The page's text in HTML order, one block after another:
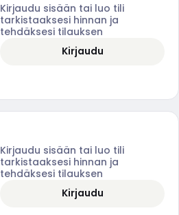
Kirjaudu sisään tai luo tili
tarkistaaksesi hinnan ja
tehdäksesi tilauksen
Kirjaudu
Kirjaudu sisään tai luo tili
tarkistaaksesi hinnan ja
tehdäksesi tilauksen
Kirjaudu